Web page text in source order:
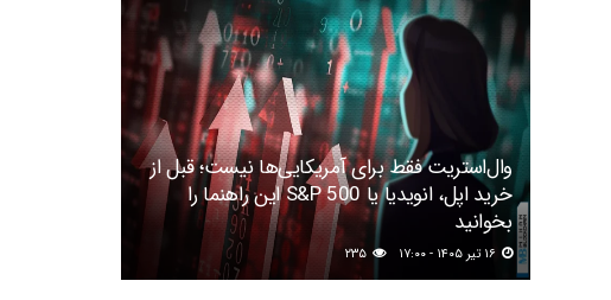
وال‌استریت فقط برای آمریکایی‌ها نیست؛ قبل از
خرید اپل، انویدیا یا S&P 500 این راهنما را
بخوانید